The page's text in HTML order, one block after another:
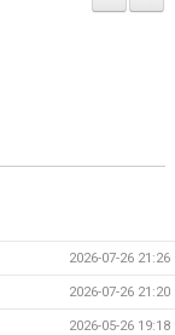
2026-07-26 21:26
2026-07-26 21:20
2026-05-26 19:18